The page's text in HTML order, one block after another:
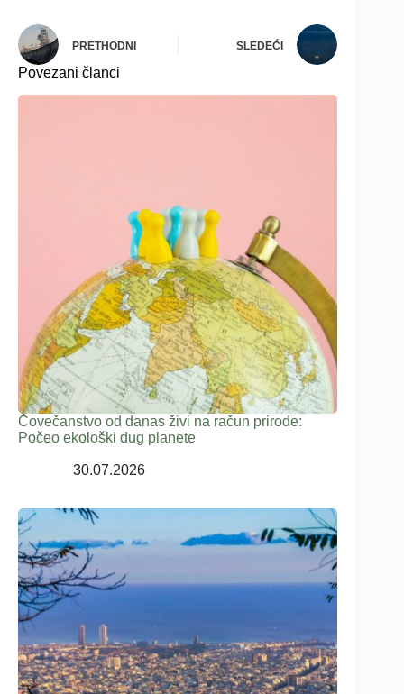
PRETHODNI SLEDEĆI
Povezani članci
Čovečanstvo od danas živi na račun prirode:
Počeo ekološki dug planete
30.07.2026